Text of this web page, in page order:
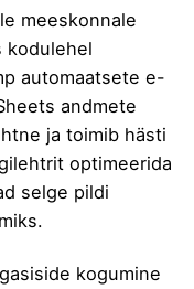
meeskonnale
kodulehel
automaatsete e-
andmete
ja toimib hästi
optimeerida
selge pildi
kogumine